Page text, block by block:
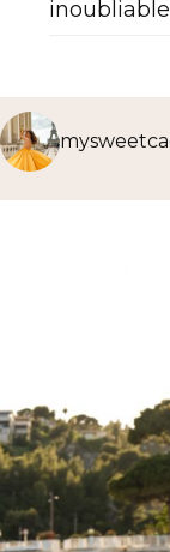
inoubliable